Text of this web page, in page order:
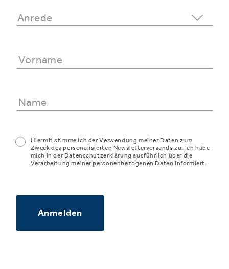
Hiermit stimme ich der Verwendung meiner Daten zum
Zweck des personalisierten Newsletterversands zu. Ich habe
mich in der Datenschutzerklärung ausführlich über die
Verarbeitung meiner personenbezogenen Daten informiert.
Anmelden